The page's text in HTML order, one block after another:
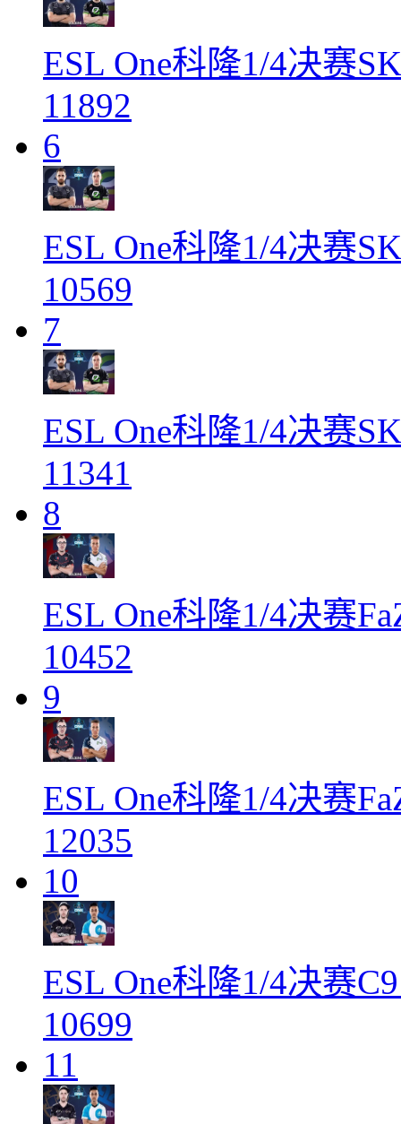
ESL One科隆1/4决赛
11892
6
ESL One科隆1/4决赛
10569
7
ESL One科隆1/4决赛
11341
8
ESL One科隆1/4决赛
10452
9
ESL One科隆1/4决赛
12035
10
ESL One科隆1/4决赛
10699
11